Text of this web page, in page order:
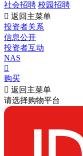
社会招聘 校园招聘
 返回主菜单
投资者关系
信息公开
投资者互动
NAS

购买
 返回主菜单
请选择购物平台